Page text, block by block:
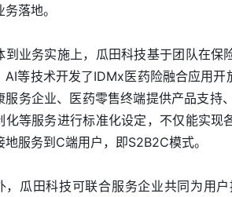
务落地。
到业务实施上，瓜田科技基于团队在
AI等技术开发了IDMx医药险融合应用
服务企业、医药零售终端提供产品支持
化等服务进行标准化设定，不仅能实现
地服务到C端用户，即S2B2C模式。
，瓜田科技可联合服务企业共同为用